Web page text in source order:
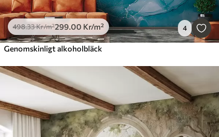
498.33Kr/m²299 .00 Kr/m² 4
Genomskinligt alkoholbläck